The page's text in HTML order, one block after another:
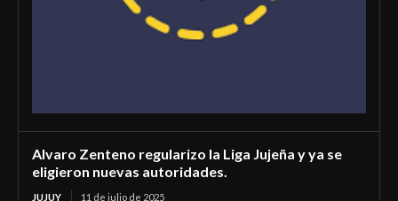
Alvaro Zenteno regularizo la Liga Jujeña y ya se
eligieron nuevas autoridades.
JUJUY 11 de julio de 2025